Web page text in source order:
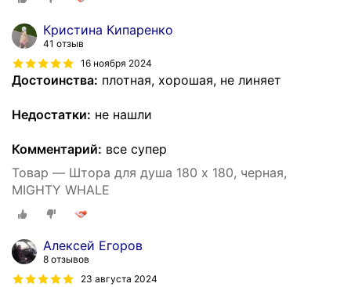
Кристина Кипаренко
41 отзыв
16 ноября 2024
Достоинства: плотная, хорошая, не линяет
Недостатки: не нашли
Комментарий: все супер
Товар — Штора для душа 180 x 180, черная,
MIGHTY WHALE
Алексей Егоров
8 отзывов
23 августа 2024